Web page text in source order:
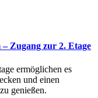
Zugang zur 2. Etage
ermöglichen es
und einen
genießen.